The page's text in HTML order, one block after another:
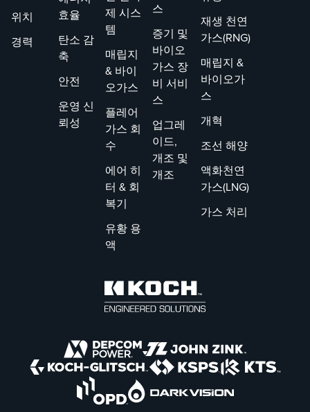
위치
경력
효율
탄소 감
축
안전
운영 신
뢰성
제 시스
템
매립지
& 바이
오가스
플레어
가스 회
수
에어 히
터 & 회
복기
유황 용
액
스
증기 및
바이오
가스 장
비 서비
스
업그레
이드,
개조 및
개조
재생 천연
가스(RNG)
매립지 &
바이오가
스
개혁
조선 해양
액화천연
가스(LNG)
가스 처리